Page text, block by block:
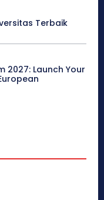
Terbaik
2027: Launch Your